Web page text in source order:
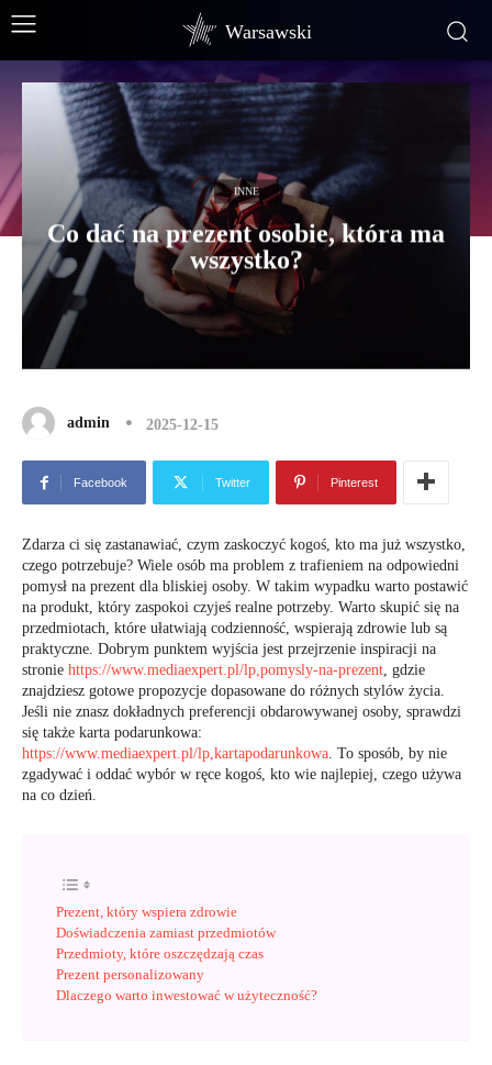
Warsawski
INNE
Co dać na prezent osobie, która ma
wszystko?
admin 2025-12-15
Facebook Twitter Pinterest
Zdarza ci się zastanawiać, czym zaskoczyć kogoś, kto ma już wszystko,
czego potrzebuje? Wiele osób ma problem z trafieniem na odpowiedni
pomysł na prezent dla bliskiej osoby. W takim wypadku warto postawić
na produkt, który zaspokoi czyjeś realne potrzeby. Warto skupić się na
przedmiotach, które ułatwiają codzienność, wspierają zdrowie lub są
praktyczne. Dobrym punktem wyjścia jest przejrzenie inspiracji na
stronie https://www.mediaexpert.pl/lp,pomysly-na-prezent, gdzie
znajdziesz gotowe propozycje dopasowane do różnych stylów życia.
Jeśli nie znasz dokładnych preferencji obdarowywanej osoby, sprawdzi
się także karta podarunkowa:
https://www.mediaexpert.pl/lp,kartapodarunkowa. To sposób, by nie
zgadywać i oddać wybór w ręce kogoś, kto wie najlepiej, czego używa
na co dzień.
Prezent, który wspiera zdrowie
Doświadczenia zamiast przedmiotów
Przedmioty, które oszczędzają czas
Prezent personalizowany
Dlaczego warto inwestować w użyteczność?